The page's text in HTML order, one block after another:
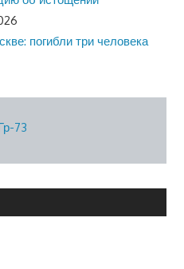
погибли три человека
73